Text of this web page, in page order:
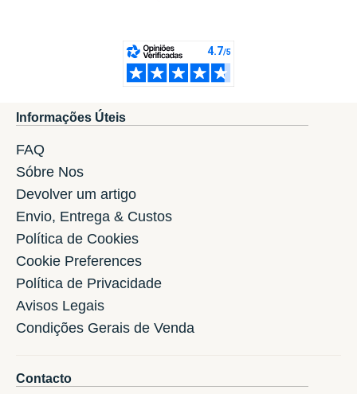
Informações Úteis
FAQ
Sóbre Nos
Devolver um artigo
Envio, Entrega & Custos
Política de Cookies
Cookie Preferences
Política de Privacidade
Avisos Legais
Condições Gerais de Venda
Contacto